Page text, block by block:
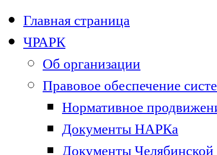
Главная страница
ЧРАРК
Об организации
Правовое обеспечение
Нормативное
Документы НАРКа
Документы Челябинской